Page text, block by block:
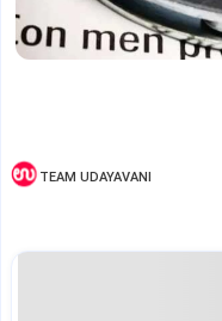
TEAM UDAYAVANI